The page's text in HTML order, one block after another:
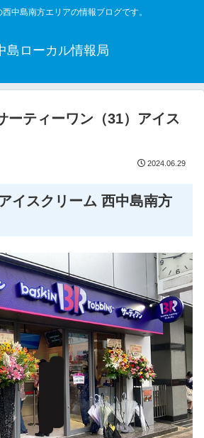
中島南方エリアの情報ブログです。
島ローカル情報局
ーティーワン（31）アイス
2024.06.29
イスクリーム 西中島南方